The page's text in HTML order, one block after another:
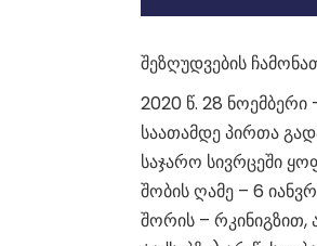
შეზღუდვების
2020 წ. 28 ნოემბერი
საათამდე პირთა
საჯარო სივრცეში
შობის ღამე – 6
შორის – რკინიგზით,